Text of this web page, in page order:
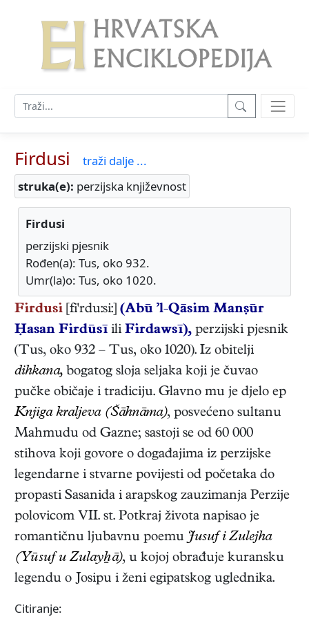
Firdusi
traži dalje ...
struka(e): perzijska književnost
Firdusi
perzijski pjesnik
Rođen(a): Tus, oko 932.
Umr(la)o: Tus, oko 1020.
Firdusi [fi'rdu:si:] (Abū ’l-Qāsim Manṣūr
Ḥasan Firdūsī ili Firdawsī), perzijski pjesnik
(Tus, oko 932 – Tus, oko 1020). Iz obitelji
dihkana, bogatog sloja seljaka koji je čuvao
pučke običaje i tradiciju. Glavno mu je djelo ep
Knjiga kraljeva (Šāhnāma), posvećeno sultanu
Mahmudu od Gazne; sastoji se od 60 000
stihova koji govore o događajima iz perzijske
legendarne i stvarne povijesti od početaka do
propasti Sasanida i arapskog zauzimanja Perzije
polovicom VII. st. Potkraj života napisao je
romantičnu ljubavnu poemuJusuf i Zulejha
(Yūsuf u Zulayẖā), u kojoj obrađuje kuransku
legendu o Josipu i ženi egipatskog uglednika.
Citiranje: